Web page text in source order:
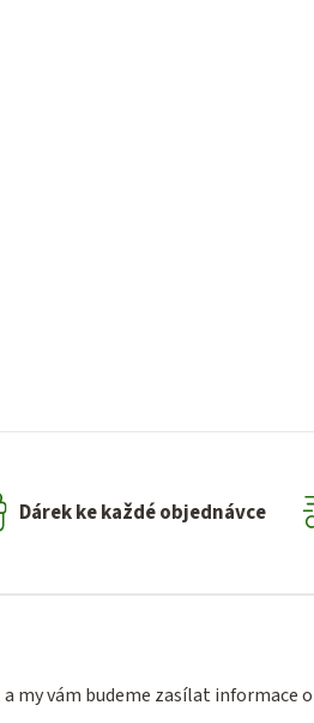
Dárek ke každé objednávce
my vám budeme zasílat informace